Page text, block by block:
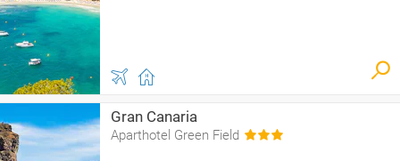
Gran Canaria
Aparthotel Green Field